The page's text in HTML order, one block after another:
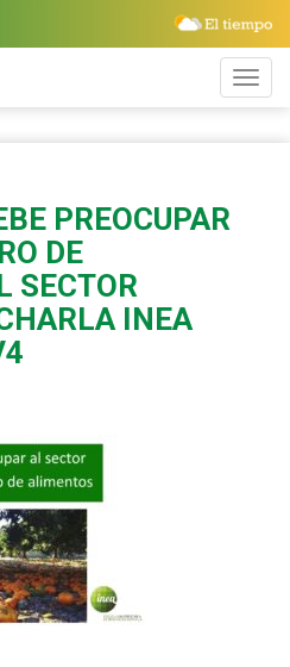
PREOCUPAR
DE
SECTOR
INEA